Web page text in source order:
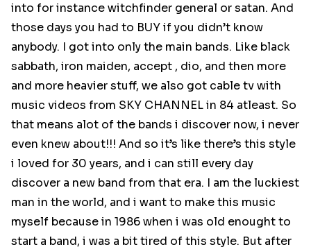
into for instance witchfinder general or satan. And
those days you had to BUY if you didn’t know
anybody. I got into only the main bands. Like black
sabbath, iron maiden, accept , dio, and then more
and more heavier stuff, we also got cable tv with
music videos from SKY CHANNEL in 84 atleast. So
that means alot of the bands i discover now, i never
even knew about!!! And so it’s like there’s this style
i loved for 30 years, and i can still every day
discover a new band from that era. I am the luckiest
man in the world, and i want to make this music
myself because in 1986 when i was old enought to
start a band, i was a bit tired of this style. But after